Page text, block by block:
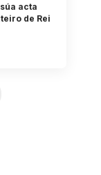
acta
de Rei